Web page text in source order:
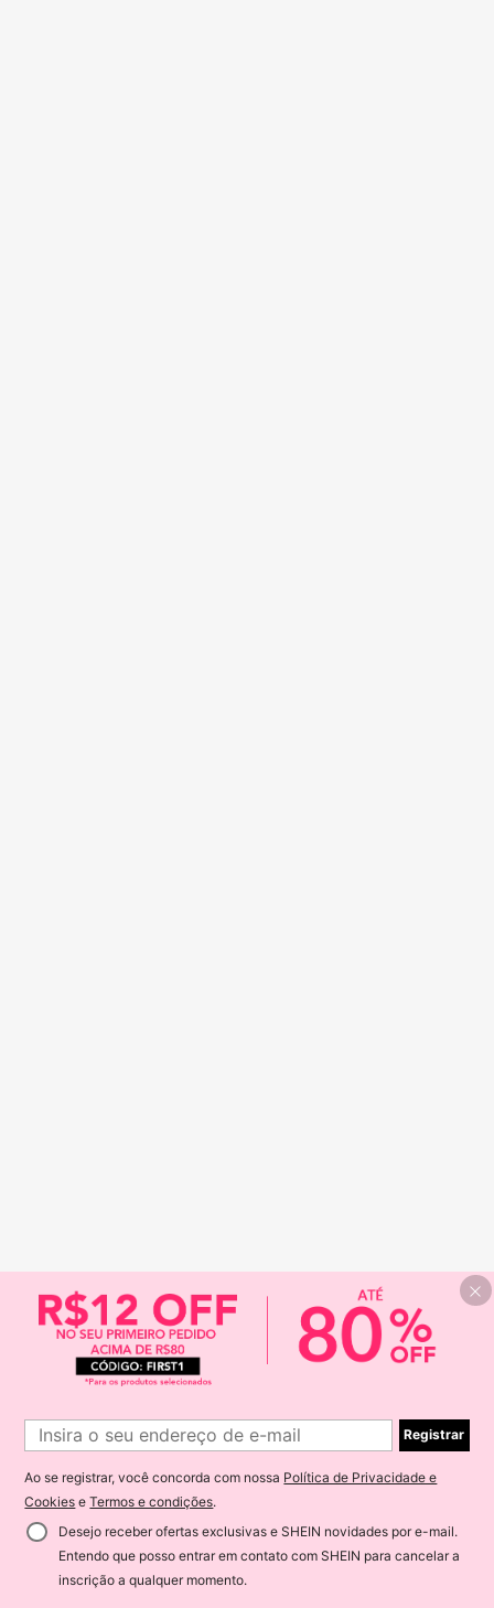
Registrar
Ao se registrar, você concorda com nossa Política de Privacidade e
Cookies eTermos e condições.
Desejo receber ofertas exclusivas e SHEIN novidades por e-mail.
Entendo que posso entrar em contato com SHEIN para cancelar a
inscrição a qualquer momento.